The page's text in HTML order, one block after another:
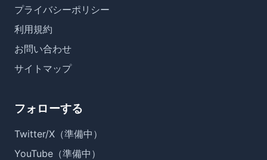
プライバシーポリシー
利用規約
お問い合わせ
サイトマップ
フォローする
Twitter/X（準備中）
YouTube（準備中）